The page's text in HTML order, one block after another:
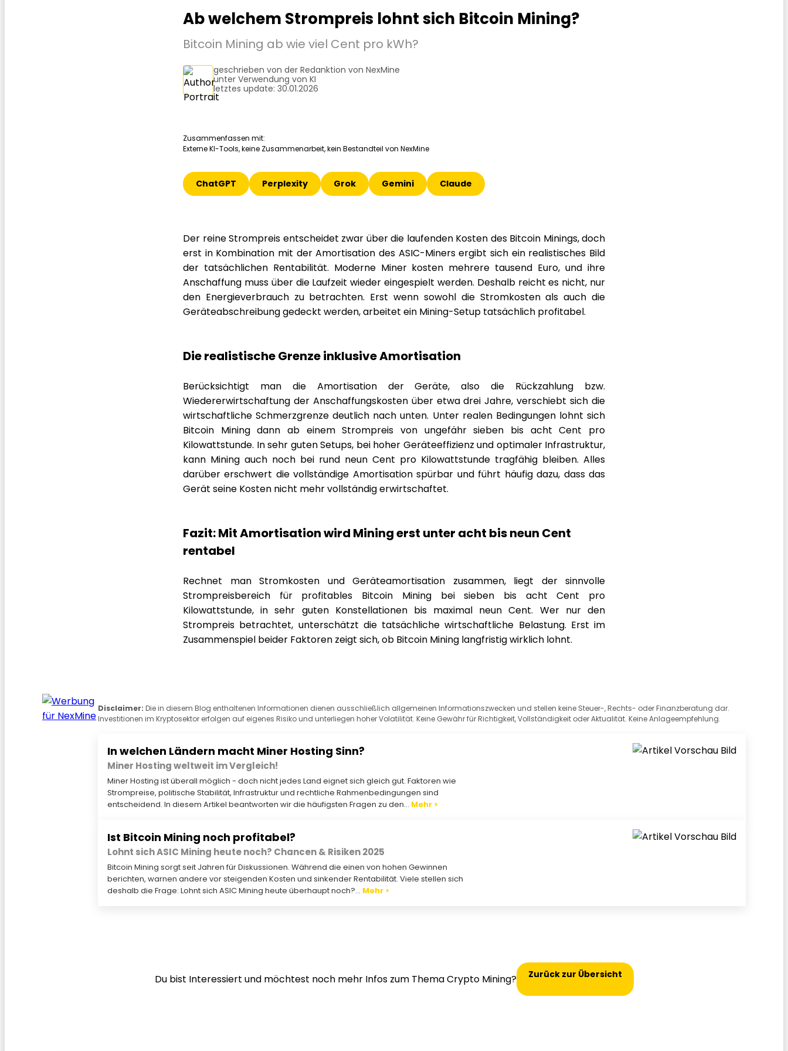
Ab welchem Strompreis lohnt sich Bitcoin Mining?
Bitcoin Mining ab wie viel Cent pro kWh?
geschrieben von der Redanktion von NexMine
unter Verwendung von KI
letztes update: 30.01.2026
Zusammenfassen mit:
Externe KI-Tools, keine Zusammenarbeit, kein Bestandteil von NexMine
ChatGPT Perplexity Grok Gemini Claude
Der reine Strompreis entscheidet zwar über die laufenden Kosten des Bitcoin Minings, doch
erst in Kombination mit der Amortisation des ASIC-Miners ergibt sich ein realistisches Bild
der tatsächlichen Rentabilität. Moderne Miner kosten mehrere tausend Euro, und ihre
Anschaffung muss über die Laufzeit wieder eingespielt werden. Deshalb reicht es nicht, nur
den Energieverbrauch zu betrachten. Erst wenn sowohl die Stromkosten als auch die
Geräteabschreibung gedeckt werden, arbeitet ein Mining-Setup tatsächlich profitabel.
Die realistische Grenze inklusive Amortisation
Berücksichtigt man die Amortisation der Geräte, also die Rückzahlung bzw.
Wiedererwirtschaftung der Anschaffungskosten über etwa drei Jahre, verschiebt sich die
wirtschaftliche Schmerzgrenze deutlich nach unten. Unter realen Bedingungen lohnt sich
Bitcoin Mining dann ab einem Strompreis von ungefähr sieben bis acht Cent pro
Kilowattstunde. In sehr guten Setups, bei hoher Geräteeffizienz und optimaler Infrastruktur,
kann Mining auch noch bei rund neun Cent pro Kilowattstunde tragfähig bleiben. Alles
darüber erschwert die vollständige Amortisation spürbar und führt häufig dazu, dass das
Gerät seine Kosten nicht mehr vollständig erwirtschaftet.
Fazit: Mit Amortisation wird Mining erst unter acht bis neun Cent
rentabel
Rechnet man Stromkosten und Geräteamortisation zusammen, liegt der sinnvolle
Strompreisbereich für profitables Bitcoin Mining bei sieben bis acht Cent pro
Kilowattstunde, in sehr guten Konstellationen bis maximal neun Cent. Wer nur den
Strompreis betrachtet, unterschätzt die tatsächliche wirtschaftliche Belastung. Erst im
Zusammenspiel beider Faktoren zeigt sich, ob Bitcoin Mining langfristig wirklich lohnt.
Disclaimer:Die in diesem Blog enthaltenen Informationen dienen ausschließlich allgemeinen Informationszwecken und stellen keine Steuer-, Rechts- oder Finanzberatung dar.
Investitionen im Kryptosektor erfolgen auf eigenes Risiko und unterliegen hoher Volatilität. Keine Gewähr für Richtigkeit, Vollständigkeit oder Aktualität. Keine Anlageempfehlung.
In welchen Ländern macht Miner Hosting Sinn?
Miner Hosting weltweit im Vergleich!
Miner Hosting ist überall möglich - doch nicht jedes Land eignet sich gleich gut. Faktoren wie
Strompreise, politische Stabilität, Infrastruktur und rechtliche Rahmenbedingungen sind
entscheidend. In diesem Artikel beantworten wir die häufigsten Fragen zu den... Mehr >
Ist Bitcoin Mining noch profitabel?
Lohnt sich ASIC Mining heute noch? Chancen & Risiken 2025
Bitcoin Mining sorgt seit Jahren für Diskussionen. Während die einen von hohen Gewinnen
berichten, warnen andere vor steigenden Kosten und sinkender Rentabilität. Viele stellen sich
deshalb die Frage: Lohnt sich ASIC Mining heute überhaupt noch?... Mehr >
Du bist Interessiert und möchtest noch mehr Infos zum Thema Crypto Mining? Zurück zur Übersicht